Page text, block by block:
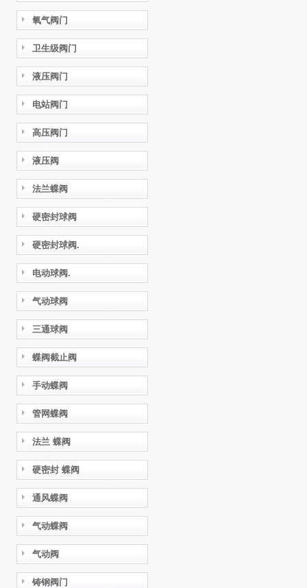
氧气阀门
卫生级阀门
液压阀门
电站阀门
高压阀门
液压阀
法兰蝶阀
硬密封球阀
硬密封球阀.
电动球阀.
气动球阀
三通球阀
蝶阀截止阀
手动蝶阀
管网蝶阀
法兰 蝶阀
硬密封 蝶阀
通风蝶阀
气动蝶阀
气动阀
铸钢阀门